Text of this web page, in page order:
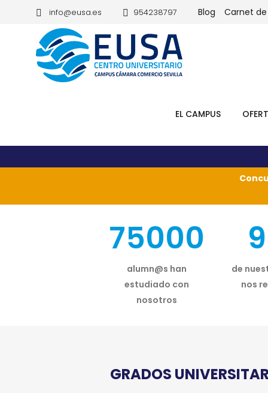
info@eusa.es 954238797 Blog Carnet
EL CAMPUS
75000
alumn@s han
estudiado con
nosotros
de
nos
GRADOS